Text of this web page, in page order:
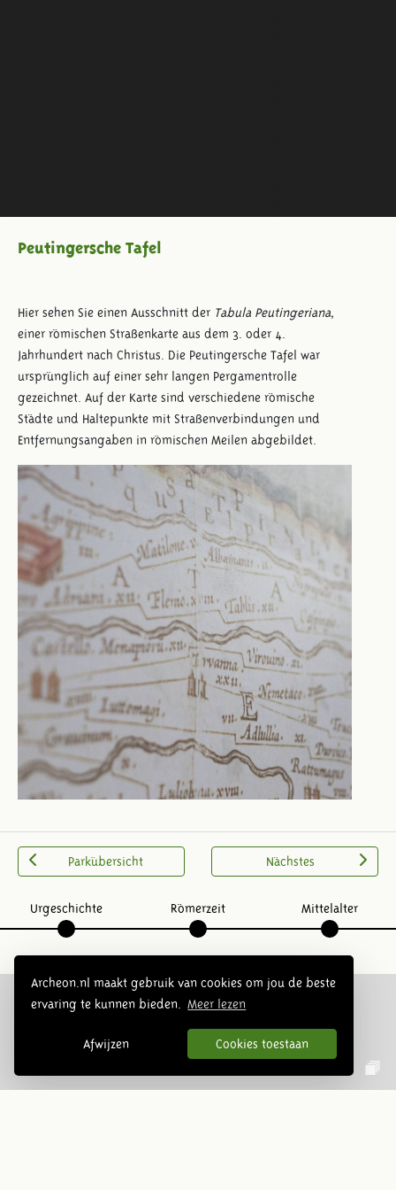
Archeon.nl maakt gebruik van cookies om jou de beste
ervaring te kunnen bieden.
Meer lezen
Afwijzen Cookies toestaan
Peutingersche Tafel
Hier sehen Sie einen Ausschnitt der Tabula Peutingeriana,
einer römischen Straßenkarte aus dem 3. oder 4.
Jahrhundert nach Christus. Die Peutingersche Tafel war
ursprünglich auf einer sehr langen Pergamentrolle
gezeichnet. Auf der Karte sind verschiedene römische
Städte und Haltepunkte mit Straßenverbindungen und
Entfernungsangaben in römischen Meilen abgebildet.
Parkübersicht Nächstes
Urgeschichte Römerzeit Mittelalter
Folge uns: